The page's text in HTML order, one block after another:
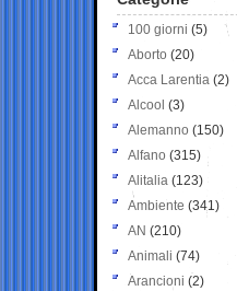
100 giorni (5)
Aborto (20)
Acca Larentia (2)
Alcool (3)
Alemanno (150)
Alfano (315)
Alitalia (123)
Ambiente (341)
AN (210)
Animali (74)
Arancioni (2)